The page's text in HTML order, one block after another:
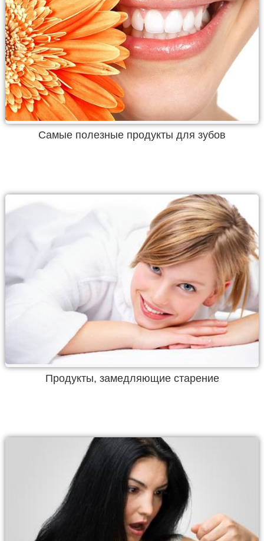
Самые полезные продукты для зубов
Продукты, замедляющие старение